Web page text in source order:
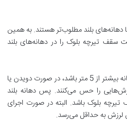
دهانه‌های بلند مطلوب‌تر هستند. به همین
تیرچه بلوک را در دهانه‌های بلند
در این دال بتنی معمولا اگر دهانه بیشتر از 5 متر باشد، در صورت دویدن یا
را حس می‌کنند. پس دهانه بلند
بلوک باشد. البته در صورت اجرای
لرزش به حداقل می‌رسد.